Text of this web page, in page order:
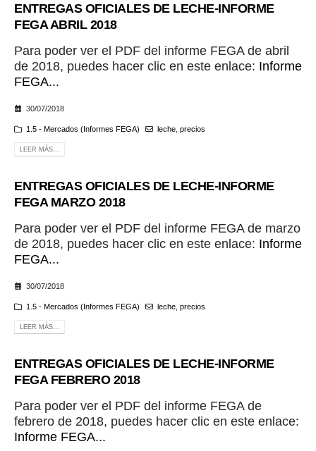
ENTREGAS OFICIALES DE LECHE-INFORME
FEGA ABRIL 2018
Para poder ver el PDF del informe FEGA de abril
de 2018, puedes hacer clic en este enlace: Informe
FEGA...
30/07/2018
1.5 - Mercados (Informes FEGA) leche, precios
LEER MÁS...
ENTREGAS OFICIALES DE LECHE-INFORME
FEGA MARZO 2018
Para poder ver el PDF del informe FEGA de marzo
de 2018, puedes hacer clic en este enlace: Informe
FEGA...
30/07/2018
1.5 - Mercados (Informes FEGA) leche, precios
LEER MÁS...
ENTREGAS OFICIALES DE LECHE-INFORME
FEGA FEBRERO 2018
Para poder ver el PDF del informe FEGA de
febrero de 2018, puedes hacer clic en este enlace:
Informe FEGA...